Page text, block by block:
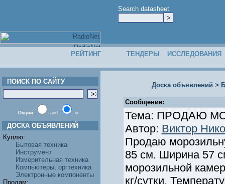
Search datasheet
РЕЙТИНГ ТЕНДЕРЫ ИССЛЕДОВАНИЯ
ПОИСК ПО САЙТУ
Опции: and or
ДОСКА ОБЪЯВЛЕНИЙ
Куплю:
Бытовая техника
Инструмент
Измерительная техника
Компьютеры, оргтехника
Электронные компоненты
Продам:
Доска объявлений >
Сообщение:
Тема: ПРОДАЮ
Автор: Виктор
Продаю
85 см. Ширина 57
морозильной
кг/сутки.